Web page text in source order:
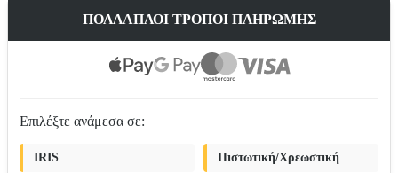
ΠΟΛΛΑΠΛΟΊ ΤΡΌΠΟΙ ΠΛΗΡΩΜΉΣ
Επιλέξτε ανάμεσα σε:
IRIS Πιστωτική/Χρεωστική